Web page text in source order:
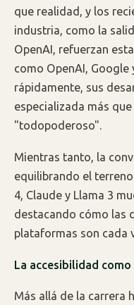
que realidad, y los
industria, como la
OpenAI, refuerzan
como OpenAI, Google
rápidamente, sus
especializada más
"todopoderoso".
Mientras tanto, la
equilibrando el
4, Claude y Llama 3
destacando cómo las
plataformas son cada
La accesibilidad
Más allá de la carrera